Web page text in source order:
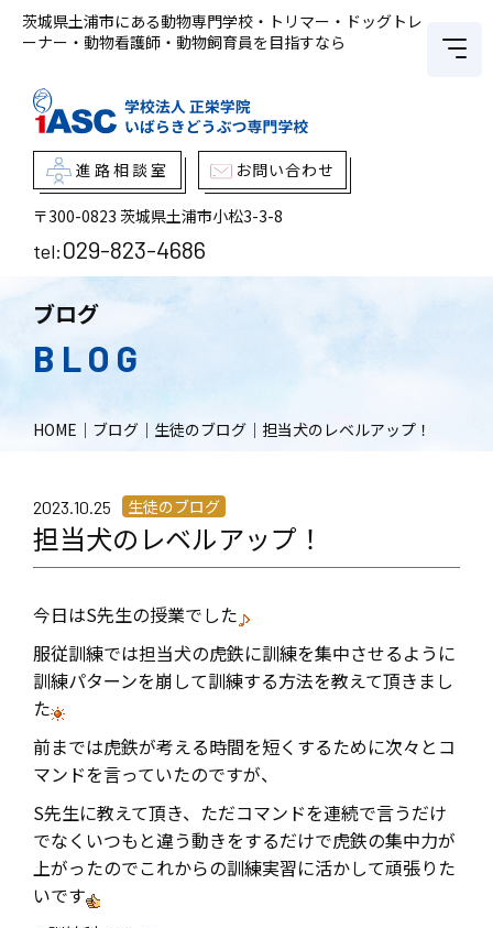
茨城県土浦市にある動物専門学校・トリマー・ドッグトレ
ーナー・動物看護師・動物飼育員を目指すなら
進路相談室 お問い合わせ
〒300-0823 茨城県土浦市小松3-3-8
tel:029-823-4686
ブログ
BLOG
HOME ｜ ブログ ｜ 生徒のブログ ｜ 担当犬のレベルアップ！
2023.10.25 生徒のブログ
担当犬のレベルアップ！
今日はS先生の授業でした
服従訓練では担当犬の虎鉄に訓練を集中させるように
訓練パターンを崩して訓練する方法を教えて頂きまし
た
前までは虎鉄が考える時間を短くするために次々とコ
マンドを言っていたのですが、
S先生に教えて頂き、ただコマンドを連続で言うだけ
でなくいつもと違う動きをするだけで虎鉄の集中力が
上がったのでこれからの訓練実習に活かして頑張りた
いです